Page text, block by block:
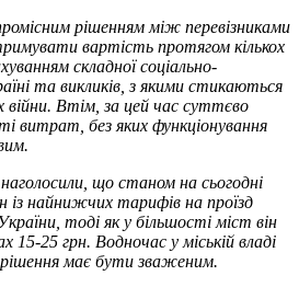
рішенням між перевізниками
вартість протягом кількох
складної соціально-
та викликів, з якими стикаються
війни. Втім, за цей час суттєво
витрат, без яких функціонування
що станом на сьогодні
із найнижчих тарифів на проїзд
тоді як у більшості міст він
25 грн. Водночас у міській владі
має бути зваженим.